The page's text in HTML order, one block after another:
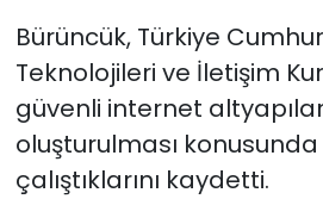
Bürüncük, Türkiye
Teknolojileri ve İletişim
güvenli internet
oluşturulması
çalıştıklarını kaydetti.